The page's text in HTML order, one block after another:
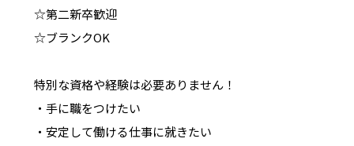
☆第二新卒歓迎
☆ブランクOK
特別な資格や経験は必要ありません！
・手に職をつけたい
・安定して働ける仕事に就きたい